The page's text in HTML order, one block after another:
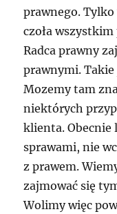
prawnego.
czoła
Radca prawny
prawnymi.
Mozemy tam
niektórych
klienta. Obecnie
sprawami, nie
z prawem.
zajmować się
Wolimy więc